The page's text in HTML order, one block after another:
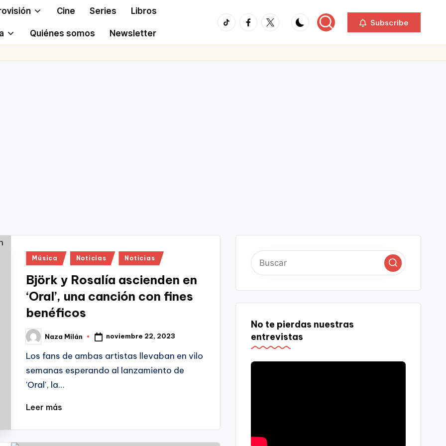
Cine Series Libros
Quiénes somos Newsletter
TikTokFacebook
Twitter Subscribe
Publicado
Música Noticias Noticias
Björk y Rosalía ascienden en
‘Oral’, una canción con fines
benéficos
Publicado
por
Naza Milán noviembre 22, 2023
Los fans de ambas artistas llevaban en vilo
semanas esperando al lanzamiento de
'Oral', la…
Leer más
No te pierdas nuestras
entrevistas